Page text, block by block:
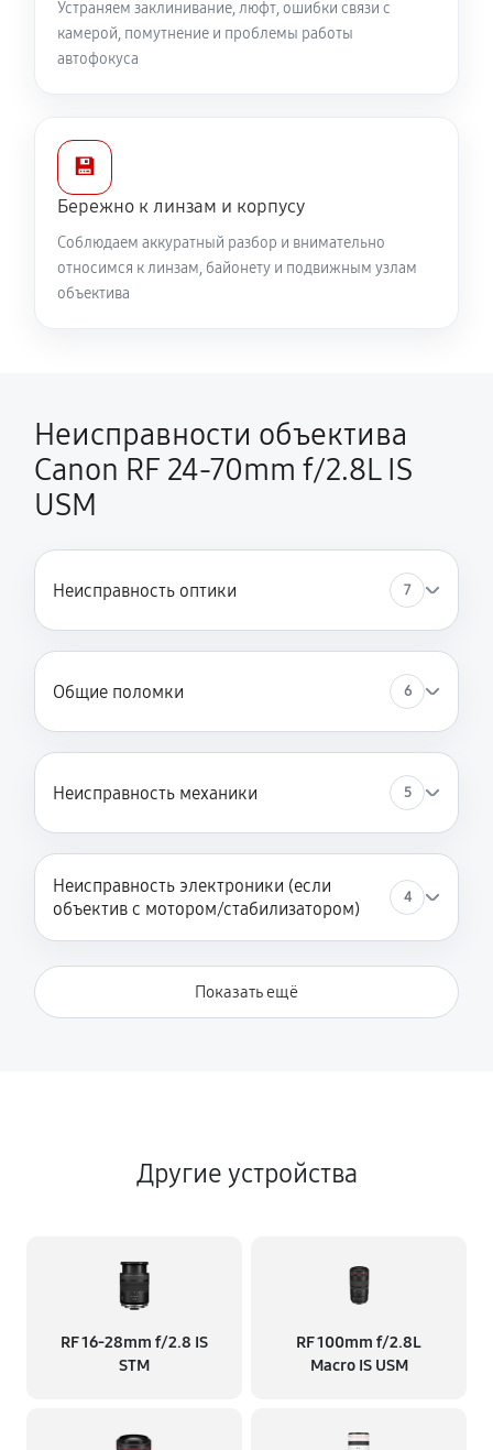
Устраняем заклинивание, люфт, ошибки связи с
камерой, помутнение и проблемы работы
автофокуса
💾
Бережно к линзам и корпусу
Соблюдаем аккуратный разбор и внимательно
относимся к линзам, байонету и подвижным узлам
объектива
Неисправности объектива
Canon RF 24‑70mm f/2.8L IS
USM
Неисправность оптики 7
Общие поломки 6
Неисправность механики 5
Неисправность электроники (если
объектив с мотором/стабилизатором)
4
Показать ещё
Другие устройства
RF 16‑28mm f/2.8 IS
STM
RF 100mm f/2.8L
Macro IS USM